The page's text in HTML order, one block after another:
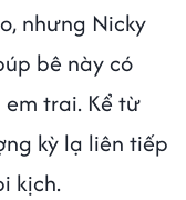
nhưng Nicky
bê này có
trai. Kể từ
kỳ lạ liên tiếp
kịch.